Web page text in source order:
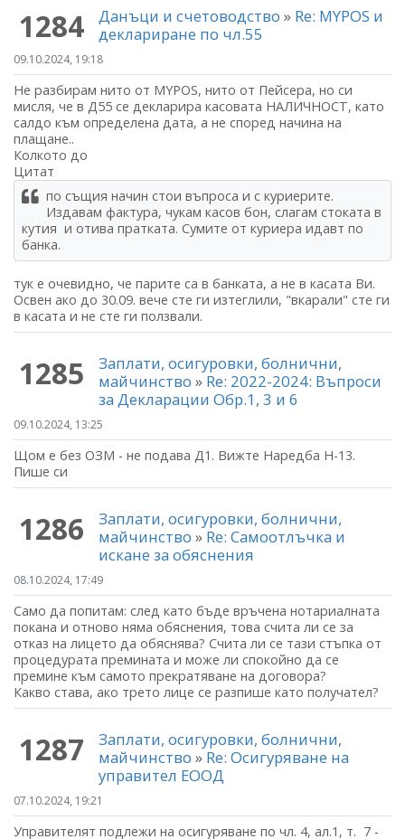
1284 Данъци и счетоводство » Re: MYPOS и
деклариране по чл.55
09.10.2024, 19:18
Не разбирам нито от MYPOS, нито от Пейсера, но си
мисля, че в Д55 се декларира касовата НАЛИЧНОСТ, като
салдо към определена дата, а не според начина на
плащане..
Колкото до
Цитат
по същия начин стои въпроса и с куриерите.
Издавам фактура, чукам касов бон, слагам стоката в
кутия и отива пратката. Сумите от куриера идавт по
банка.
тук е очевидно, че парите са в банката, а не в касата Ви.
Освен ако до 30.09. вече сте ги изтеглили, "вкарали" сте ги
в касата и не сте ги ползвали.
1285
Заплати, осигуровки, болнични,
майчинство» Re: 2022-2024: Въпроси
за Декларации Обр.1, 3 и 6
09.10.2024, 13:25
Щом е без ОЗМ - не подава Д1. Вижте Наредба Н-13.
Пише си
1286
Заплати, осигуровки, болнични,
майчинство» Re: Самоотлъчка и
искане за обяснения
08.10.2024, 17:49
Само да попитам: след като бъде връчена нотариалната
покана и отново няма обяснения, това счита ли се за
отказ на лицето да обяснява? Счита ли се тази стъпка от
процедурата премината и може ли спокойно да се
премине към самото прекратяване на договора?
Какво става, ако трето лице се разпише като получател?
1287
Заплати, осигуровки, болнични,
майчинство» Re: Осигуряване на
управител ЕООД
07.10.2024, 19:21
Управителят подлежи на осигуряване по чл. 4, ал.1, т. 7 -